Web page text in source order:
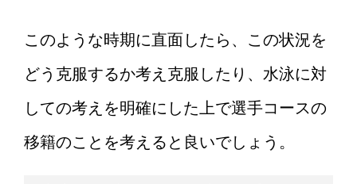
このような時期に直面したら、この状況を
どう克服するか考え克服したり、水泳に対
しての考えを明確にした上で選手コースの
移籍のことを考えると良いでしょう。